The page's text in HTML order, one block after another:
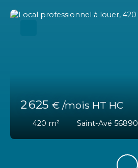
2 625 € /mois HT HC
420 m² Saint-Avé 56890